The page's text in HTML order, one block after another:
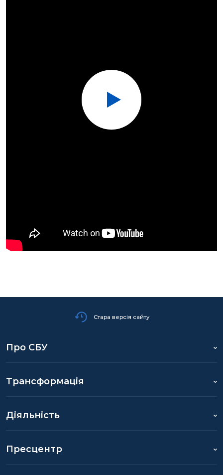
Стара версія сайту
Про СБУ
Трансформація
Діяльність
Пресцентр